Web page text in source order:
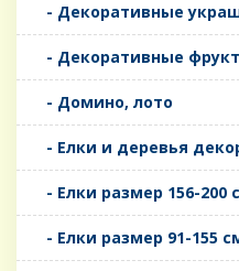
- Декоративные
- Декоративные
- Домино, лото
- Елки и деревья
- Елки размер 156-200
- Елки размер 91-155